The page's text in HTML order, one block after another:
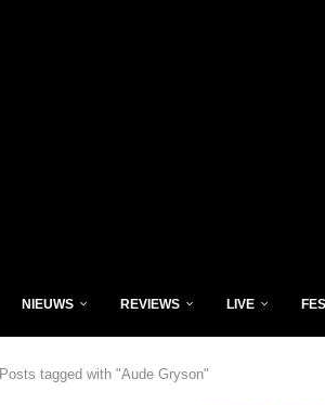
NIEUWS REVIEWS LIVE
Posts tagged with "Aude Gryson"